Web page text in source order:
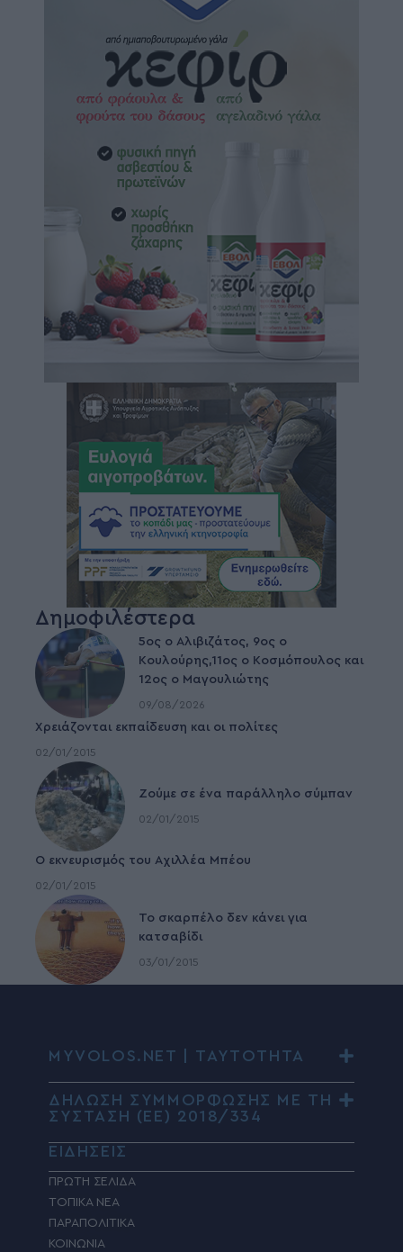
Δημοφιλέστερα
5ος ο Αλιβιζάτος, 9ος ο
Κουλούρης,11ος ο Κοσμόπουλος και
12ος ο Μαγουλιώτης
09/08/2026
Χρειάζονται εκπαίδευση και οι πολίτες
02/01/2015
Ζούμε σε ένα παράλληλο σύμπαν
02/01/2015
Ο εκνευρισμός του Αχιλλέα Μπέου
02/01/2015
To σκαρπέλο δεν κάνει για
κατσαβίδι
03/01/2015
MYVOLOS.NET | ΤΑΥΤΟΤΗΤΑ
ΔΗΛΩΣΗ ΣΥΜΜΟΡΦΩΣΗΣ ΜΕ ΤΗ
ΣΥΣΤΑΣΗ (ΕΕ) 2018/334
ΕΙΔΗΣΕΙΣ
ΠΡΩΤΗ ΣΕΛΙΔΑ
ΤΟΠΙΚΑ ΝΕΑ
ΠΑΡΑΠΟΛΙΤΙΚΑ
ΚΟΙΝΩΝΙΑ